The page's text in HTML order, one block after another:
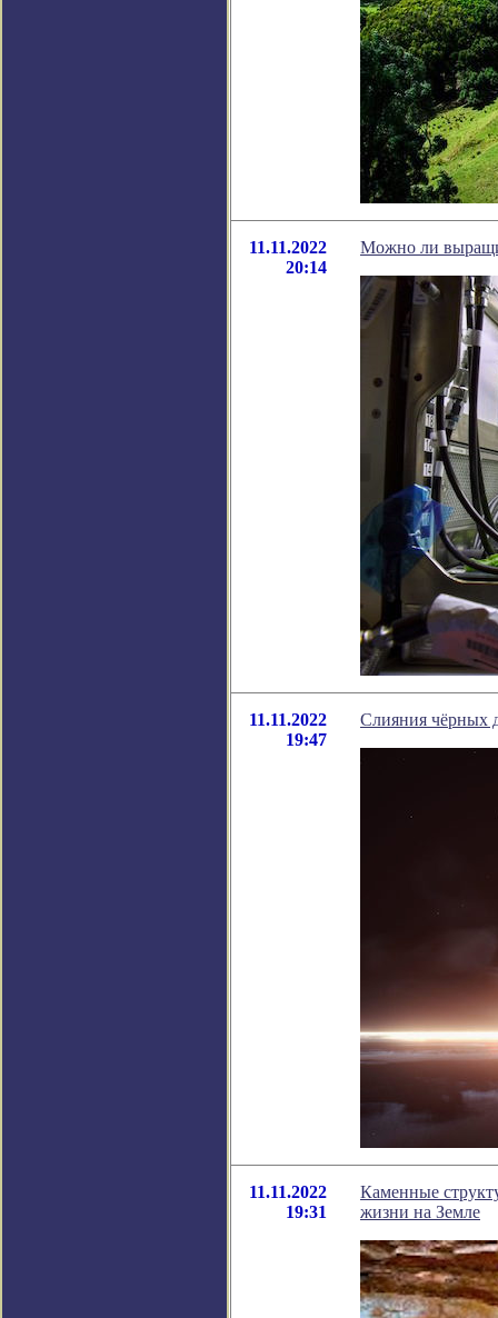
11.11.2022
20:14
Можно ли
11.11.2022
19:47
Слияния чёрных
11.11.2022
19:31
Каменные
жизни на Земле